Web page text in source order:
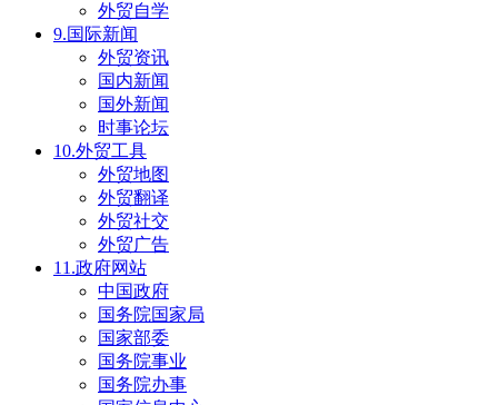
外贸自学
9.国际新闻
外贸资讯
国内新闻
国外新闻
时事论坛
10.外贸工具
外贸地图
外贸翻译
外贸社交
外贸广告
11.政府网站
中国政府
国务院国家局
国家部委
国务院事业
国务院办事